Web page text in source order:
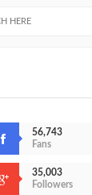
56,743
Fans
35,003
Followers